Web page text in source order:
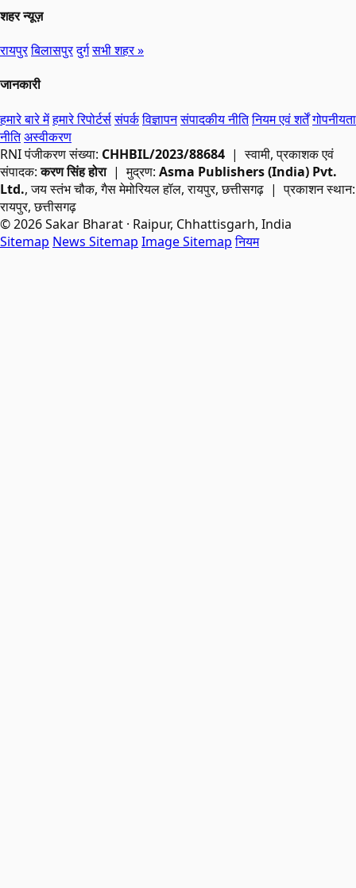
शहर न्यूज़
रायपुरबिलासपुरदुर्गसभी शहर »
जानकारी
हमारे बारे मेंहमारे रिपोर्टर्ससंपर्कविज्ञापनसंपादकीय नीतिनियम एवं शर्तेंगोपनीयता
नीतिअस्वीकरण
RNIपंजीकरण संख्या: CHHBIL/2023/88684 | स्वामी, प्रकाशक एवं
संपादक:करण सिंह होरा| मुद्रण: Asma Publishers (India) Pvt.
Ltd., जय स्तंभ चौक, गैस मेमोरियल हॉल, रायपुर, छत्तीसगढ़ | प्रकाशन स्थान:
रायपुर, छत्तीसगढ़
© 2026 Sakar Bharat · Raipur, Chhattisgarh, India
Sitemap News Sitemap Image Sitemap नियम